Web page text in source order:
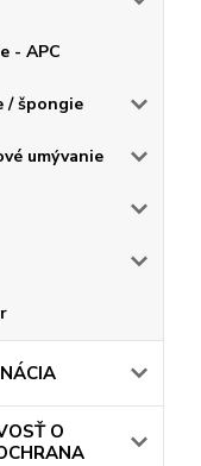
- APC
/ špongie
umývanie
O